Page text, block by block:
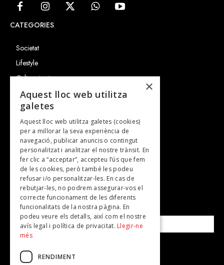
CATEGORIES
Societat
Lifestyle
Cultura i art
Entrevistes
Gastronomia
TV
Plans per fer
Revistes
SUBSCRIU-TE A LA NOSTRA NEWSLETTER!
Correu electrònic*
Accepto lapolítica de privacitat
×
Aquest lloc web utilitza
galetes
Aquest lloc web utilitza galetes (cookies)
per a millorar la seva experiència de
navegació, publicar anuncis o contingut
personalitzat i analitzar el nostre trànsit. En
fer clic a “acceptar”, accepteu l’ús que fem
de les cookies, però també les podeu
refusar i/o personalitzar-les. En cas de
rebutjar-les, no podrem assegurar-vos el
correcte funcionament de les diferents
funcionalitats de la nostra pàgina. En
podeu veure els detalls, així com el nostre
avís legal i política de privacitat. Llegir-ne
més
RENDIMENT